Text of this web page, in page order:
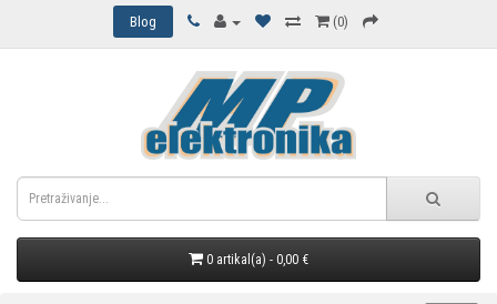
Blog (0)
0 artikal(a) - 0,00 €